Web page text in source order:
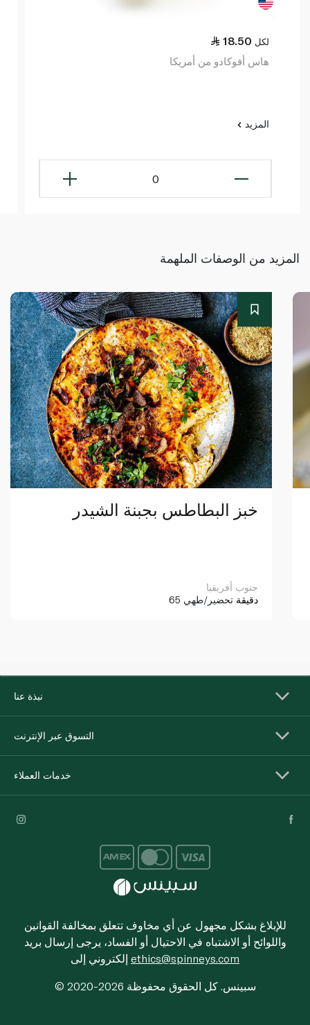
18.50 لكل
هاس أفوكادو من أمريكا
المزيد
0
المزيد من الوصفات الملهمة
خبز البطاطس بجبنة الشيدر
جنوب أفريقيا
65 دقيقة تحضير/طهي
نبذة عنا
التسوق عبر الإنترنت
خدمات العملاء
للإبلاغ بشكل مجهول عن أي مخاوف تتعلق بمخالفة القوانين
واللوائح أو الاشتباه في الاحتيال أو الفساد، يرجى إرسال بريد
ethics@spinneys.com
© 2020-2026 سبينس. كل الحقوق محفوظة